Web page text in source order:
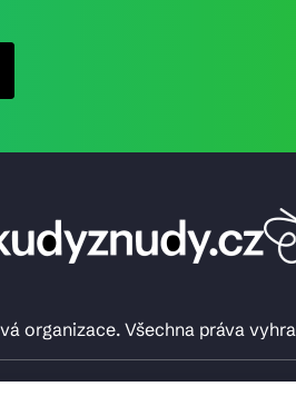
organizace. Všechna práva